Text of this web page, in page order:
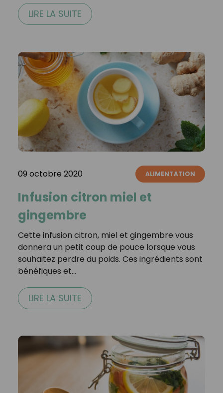
LIRE LA SUITE
09 octobre 2020 ALIMENTATION
Infusion citron miel et
gingembre
Cette infusion citron, miel et gingembre vous
donnera un petit coup de pouce lorsque vous
souhaitez perdre du poids. Ces ingrédients sont
bénéfiques et…
LIRE LA SUITE